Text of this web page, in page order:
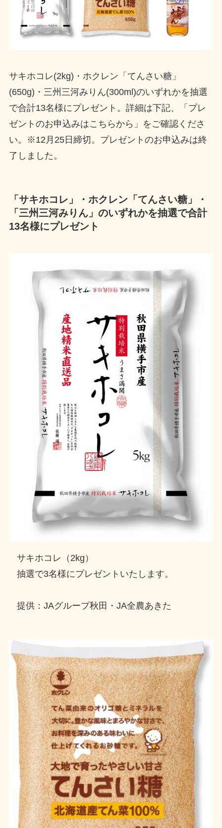
サキホコレ(2kg)・ホクレン「てんさい糖」
(650g)・三州三河みりん(300ml)のいずれかを抽選
で合計13名様にプレゼント。詳細は下記、「プレ
ゼントのお申込みはこちらから」をご確認くださ
い。※12月25日締切。プレゼントのお申込みは終
了しました。
「サキホコレ」・ホクレン「てんさい糖」・
「三州三河みりん」のいずれかを抽選で合計
13名様にプレゼント
サキホコレ（2kg）
抽選で3名様にプレゼントいたします。
提供：JAグループ秋田・JA全農あきた